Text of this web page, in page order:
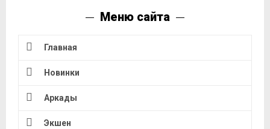
Меню сайта
Главная
Новинки
Аркады
Экшен